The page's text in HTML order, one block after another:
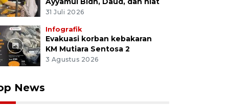
31 Juli 2026
Infografik
Evakuasi korban kebakaran
KM Mutiara Sentosa 2
3 Agustus 2026
News